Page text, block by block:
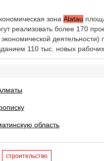
зона Alatau
реализовать более 170
деятельности)
110 тыс. новых
область
строительство